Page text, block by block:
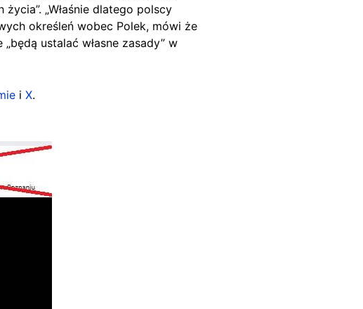
„Właśnie dlatego polscy
określeń wobec Polek, mówi że
ustalać własne zasady” w
i X.